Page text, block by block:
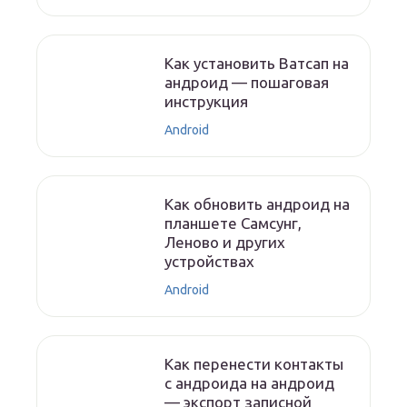
Как установить Ватсап на
андроид — пошаговая
инструкция
Android
Как обновить андроид на
планшете Самсунг,
Леново и других
устройствах
Android
Как перенести контакты
с андроида на андроид
— экспорт записной